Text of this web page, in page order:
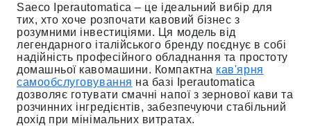
Saeco Iperautomatica – це ідеальний вибір для
тих, хто хоче розпочати кавовий бізнес з
розумними інвестиціями. Ця модель від
легендарного італійського бренду поєднує в собі
надійність професійного обладнання та простоту
домашньої кавомашини. Компактна кав'ярня
самообслуговування на базі Iperautomatica
дозволяє готувати смачні напої з зернової кави та
розчинних інгредієнтів, забезпечуючи стабільний
дохід при мінімальних витратах.